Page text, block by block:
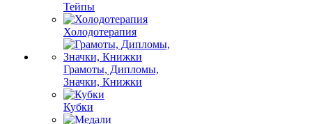
Тейпы
Холодотерапия
Грамоты, Дипломы,
Значки, Книжки
Кубки